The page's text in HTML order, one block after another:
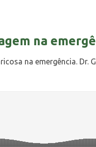
na
na emergência. Dr.